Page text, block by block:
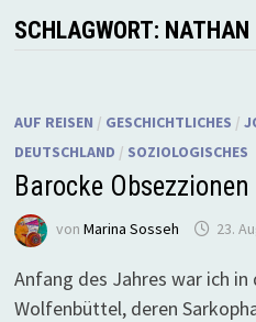
SCHLAGWORT: NATHAN
AUF REISEN / GESCHICHTLICHES /
DEUTSCHLAND / SOZIOLOGISCHES
Barocke
von Marina Sosseh 23.
Anfang des Jahres war ich
Wolfenbüttel, deren